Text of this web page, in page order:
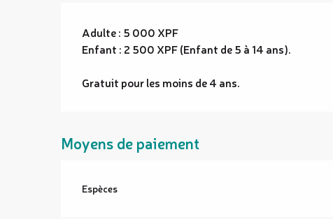
Adulte : 5 000 XPF
Enfant : 2 500 XPF (Enfant de 5 à 14 ans).
Gratuit pour les moins de 4 ans.
Moyens de paiement
Espèces